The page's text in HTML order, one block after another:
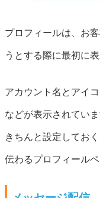
プロフィールは、お
うとする際に最初に
アカウント名とアイ
などが表示されてい
きちんと設定してお
伝わるプロフィール